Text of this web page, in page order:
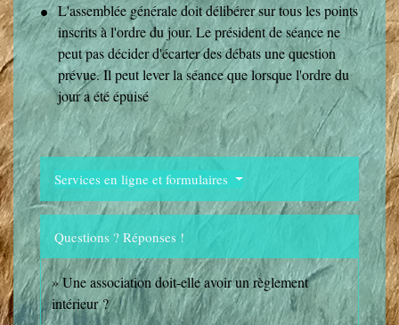
L'assemblée générale doit délibérer sur tous les points
inscrits à l'ordre du jour. Le président de séance ne
peut pas décider d'écarter des débats une question
prévue. Il peut lever la séance que lorsque l'ordre du
jour a été épuisé
Services en ligne et formulaires
Questions ? Réponses !
Une association doit-elle avoir un règlement
intérieur ?